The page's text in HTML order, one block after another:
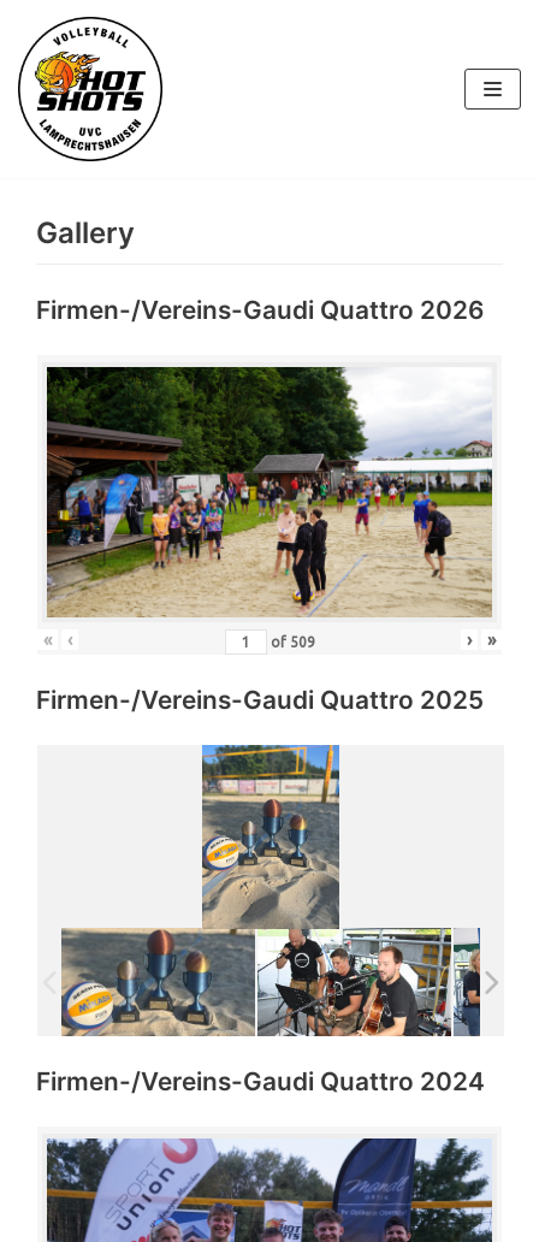
Skip
to
content
Gallery
Firmen-/Vereins-Gaudi Quattro 2026
« ‹ of 509 › »
Firmen-/Vereins-Gaudi Quattro 2025
Firmen-/Vereins-Gaudi Quattro 2024